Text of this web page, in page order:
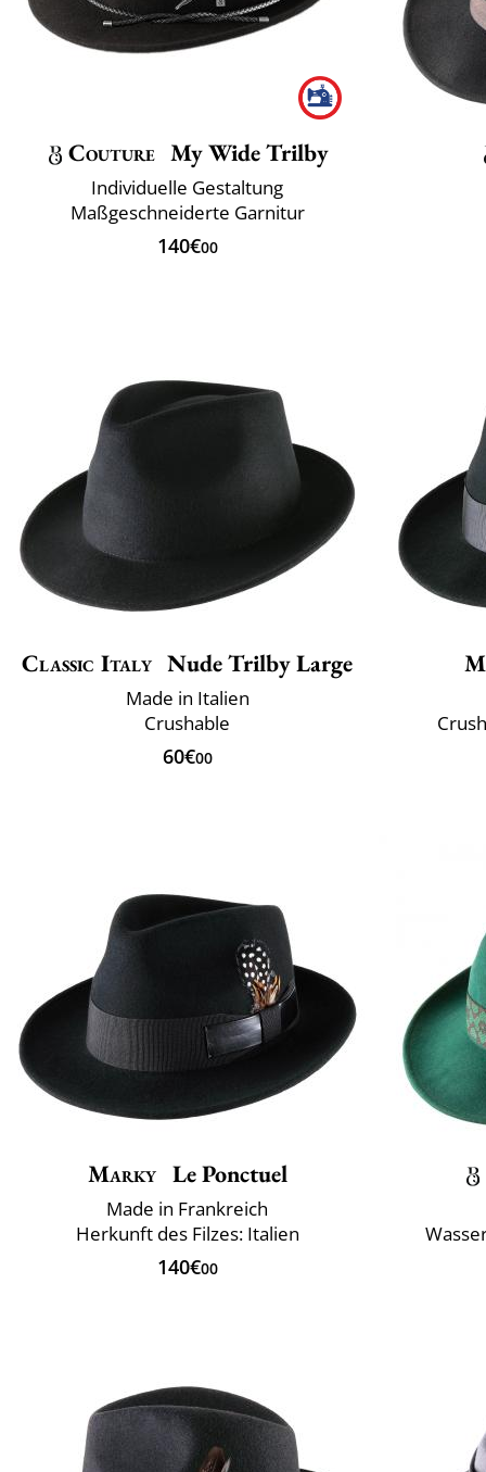
Couture My Wide Trilby
Individuelle Gestaltung
Maßgeschneiderte Garnitur
140€00
Classic Italy Nude Trilby Large
Made in Italien
Crushable
60€00
Marky Le Ponctuel
Made in Frankreich
Herkunft des Filzes: Italien
140€00